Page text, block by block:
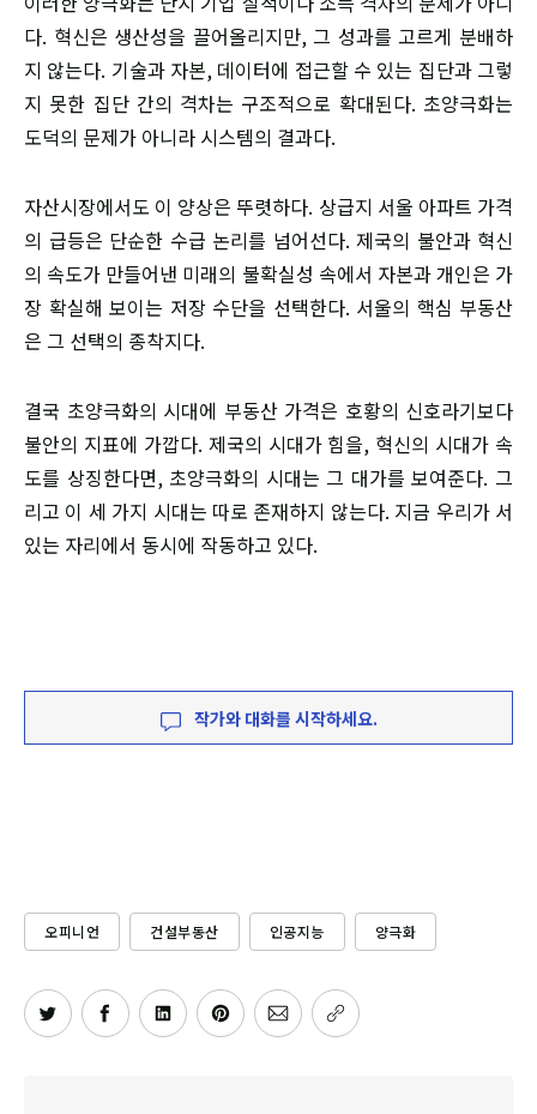
다. 혁신은 생산성을 끌어올리지만, 그 성과를 고르게 분배하
지 않는다. 기술과 자본, 데이터에 접근할 수 있는 집단과 그렇
지 못한 집단 간의 격차는 구조적으로 확대된다. 초양극화는
도덕의 문제가 아니라 시스템의 결과다.
자산시장에서도 이 양상은 뚜렷하다. 상급지 서울 아파트 가격
의 급등은 단순한 수급 논리를 넘어선다. 제국의 불안과 혁신
의 속도가 만들어낸 미래의 불확실성 속에서 자본과 개인은 가
장 확실해 보이는 저장 수단을 선택한다. 서울의 핵심 부동산
은 그 선택의 종착지다.
결국 초양극화의 시대에 부동산 가격은 호황의 신호라기보다
불안의 지표에 가깝다. 제국의 시대가 힘을, 혁신의 시대가 속
도를 상징한다면, 초양극화의 시대는 그 대가를 보여준다. 그
리고 이 세 가지 시대는 따로 존재하지 않는다. 지금 우리가 서
있는 자리에서 동시에 작동하고 있다.
작가와 대화를 시작하세요.
오피니언 건설부동산 인공지능 양극화